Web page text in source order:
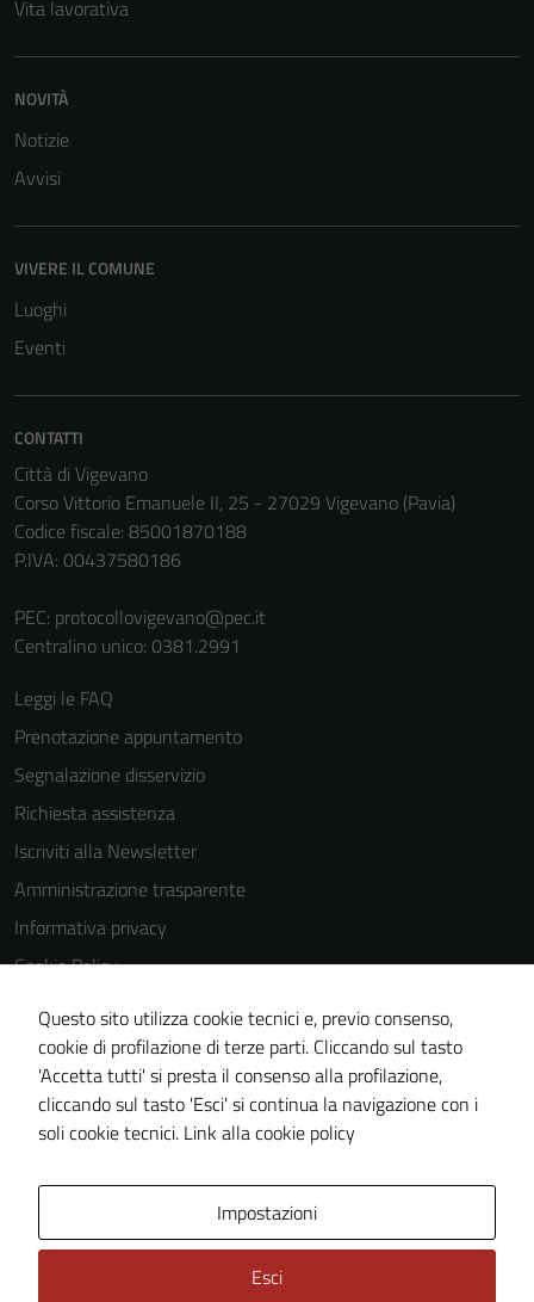
Vita lavorativa
NOVITÀ
Notizie
Avvisi
VIVERE IL COMUNE
Luoghi
Eventi
CONTATTI
Città di Vigevano
Corso Vittorio Emanuele II, 25 - 27029 Vigevano (Pavia)
Codice fiscale: 85001870188
P.IVA: 00437580186
PEC: protocollovigevano@pec.it
Centralino unico: 0381.2991
Leggi le FAQ
Prenotazione appuntamento
Segnalazione disservizio
Richiesta assistenza
Iscriviti alla Newsletter
Amministrazione trasparente
Informativa privacy
Cookie Policy
Media policy
Note legali
Dichiarazione di accessibilità
Piano di miglioramento del sito
Questo sito utilizza cookie tecnici e, previo consenso,
cookie di profilazione di terze parti. Cliccando sul tasto
'Accetta tutti' si presta il consenso alla profilazione,
cliccando sul tasto 'Esci' si continua la navigazione con i
soli cookie tecnici. Link alla cookie policy
Impostazioni
Esci